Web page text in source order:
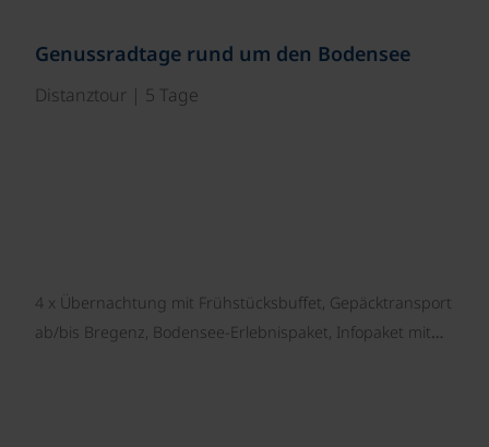
Genussradtage rund um den Bodensee
Distanztour | 5 Tage
4 x Übernachtung mit Frühstücksbuffet, Gepäcktransport
ab/bis Bregenz, Bodensee-Erlebnispaket, Infopaket mit…